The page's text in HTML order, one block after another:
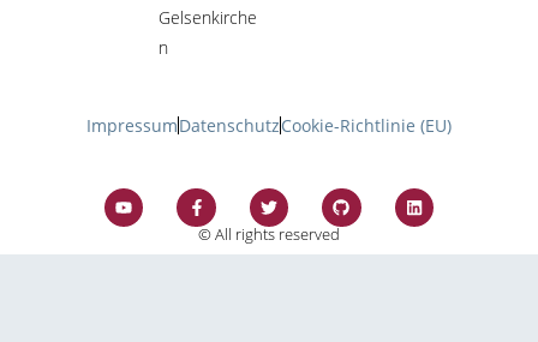
Gelsenkirche
n
ImpressumDatenschutzCookie-Richtlinie (EU)
© All rights reserved